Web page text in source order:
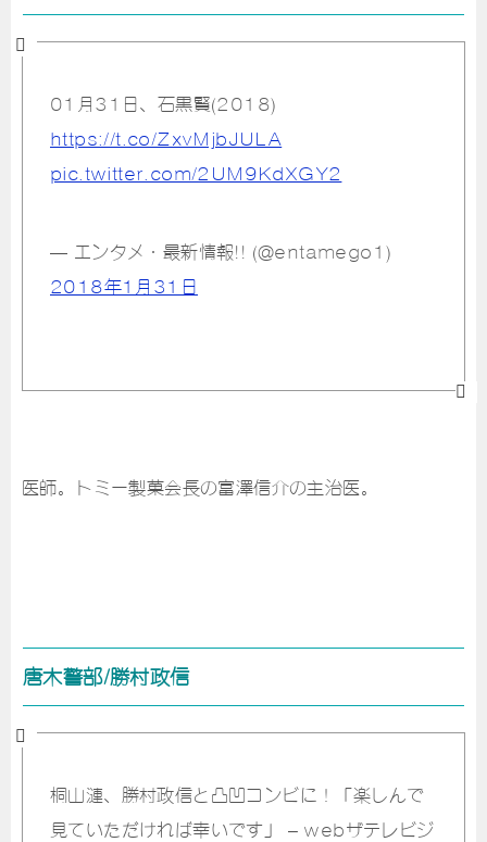
01月31日、石黒賢(2018)
https://t.co/ZxvMjbJULA
pic.twitter.com/2UM9KdXGY2
— エンタメ・最新情報!! (@entamego1)
2018年1月31日
医師。トミー製菓会長の富澤信介の主治医。
唐木警部/勝村政信
桐山漣、勝村政信と凸凹コンビに！「楽しんで
見ていただければ幸いです」 – webザテレビジ